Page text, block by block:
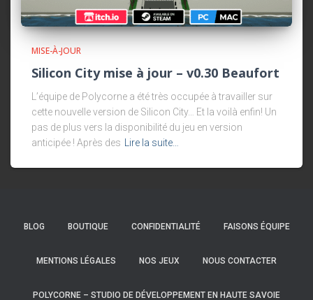
MISE-À-JOUR
Silicon City mise à jour – v0.30 Beaufort
L’équipe de Polycorne a été très occupée à travailler sur
cette nouvelle version de Silicon City… Et la voilà enfin! Un
pas de plus vers la disponibilité du jeu en version
anticipée ! Après des Lire la suite…
BLOG BOUTIQUE CONFIDENTIALITÉ FAISONS ÉQUIPE
MENTIONS LÉGALES NOS JEUX NOUS CONTACTER
POLYCORNE – STUDIO DE DÉVELOPPEMENT EN HAUTE SAVOIE